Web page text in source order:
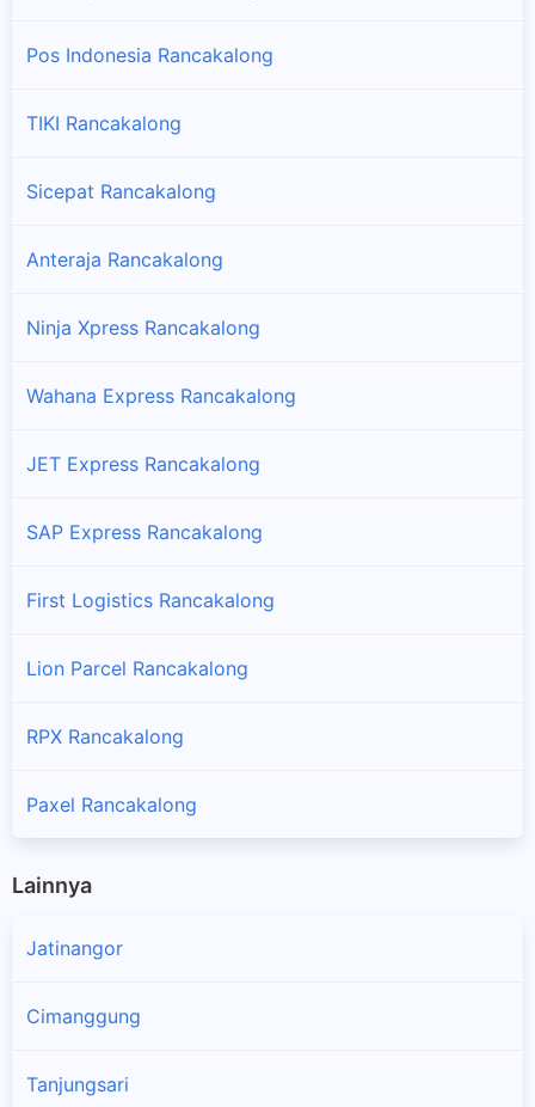
Pos Indonesia Rancakalong
TIKI Rancakalong
Sicepat Rancakalong
Anteraja Rancakalong
Ninja Xpress Rancakalong
Wahana Express Rancakalong
JET Express Rancakalong
SAP Express Rancakalong
First Logistics Rancakalong
Lion Parcel Rancakalong
RPX Rancakalong
Paxel Rancakalong
Lainnya
Jatinangor
Cimanggung
Tanjungsari